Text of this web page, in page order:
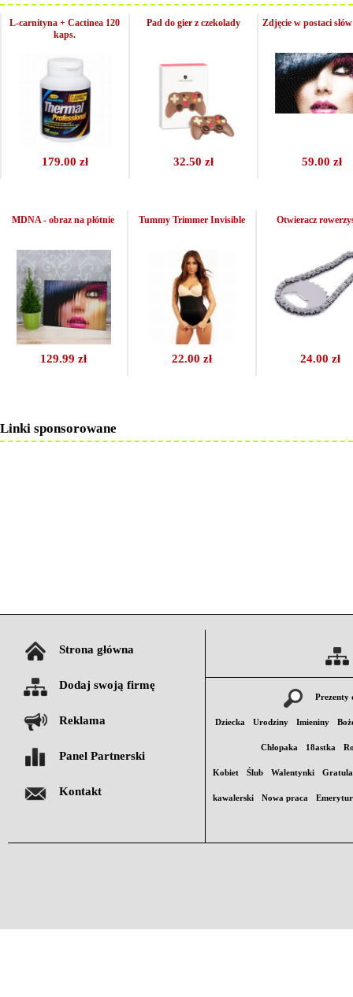
179.00 zł
L-carnityna + Cactinea 120
kaps.
32.50 zł
Pad do gier z czekolady
59.00 zł
Zdjęcie w postaci
129.99 zł
MDNA - obraz na płótnie
22.00 zł
Tummy Trimmer Invisible
24.00 zł
Otwieracz
Linki sponsorowane
Strona główna
Dodaj swoją firmę
Reklama
Panel Partnerski
Kontakt
Prezenty
Dziecka Urodziny Imieniny
Chłopaka 18astka
Kobiet Ślub Walentynki
kawalerski Nowa praca